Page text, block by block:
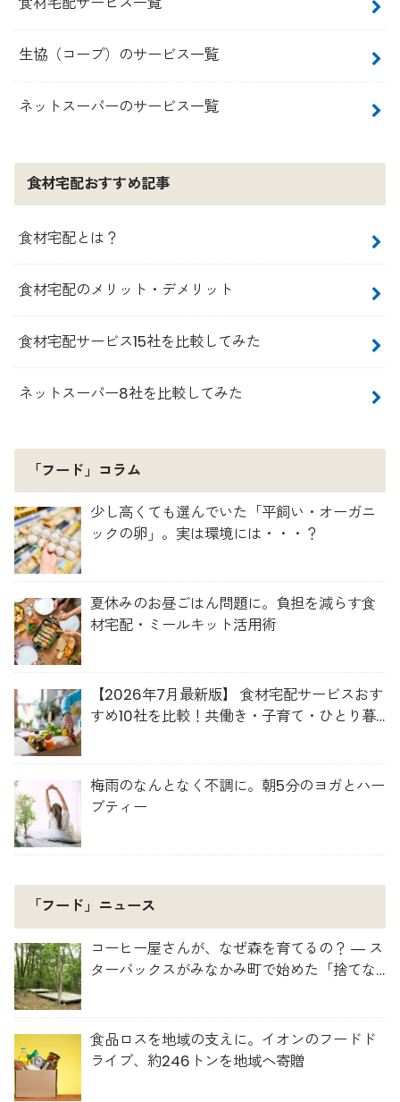
生協（コープ）のサービス一覧
ネットスーパーのサービス一覧
食材宅配おすすめ記事
食材宅配とは？
食材宅配のメリット・デメリット
食材宅配サービス15社を比較してみた
ネットスーパー8社を比較してみた
「フード」コラム
少し高くても選んでいた「平飼い・オーガニ
ックの卵」。実は環境には・・・？
夏休みのお昼ごはん問題に。負担を減らす食
材宅配・ミールキット活用術
【2026年7月最新版】 食材宅配サービスおす
すめ10社を比較！共働き・子育て・ひとり暮
梅雨のなんとなく不調に。朝5分のヨガとハー
ブティー
「フード」ニュース
コーヒー屋さんが、なぜ森を育てるの？ ― ス
ターバックスがみなかみ町で始めた「捨てな
食品ロスを地域の支えに。イオンのフードド
ライブ、約246トンを地域へ寄贈